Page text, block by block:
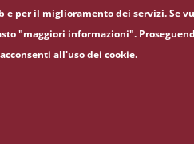
e per il miglioramento dei servizi. Se
"maggiori informazioni".
all'uso dei cookie.